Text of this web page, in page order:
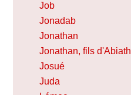
Job
Jonadab
Jonathan
Jonathan, fils
Josué
Juda